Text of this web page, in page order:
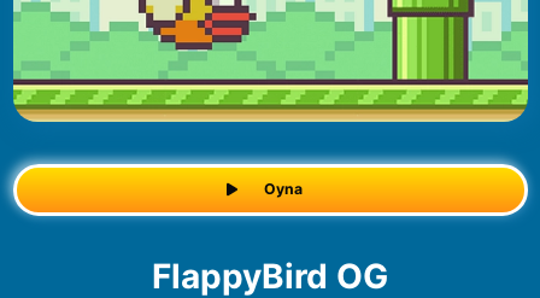
Oyna
FlappyBird OG